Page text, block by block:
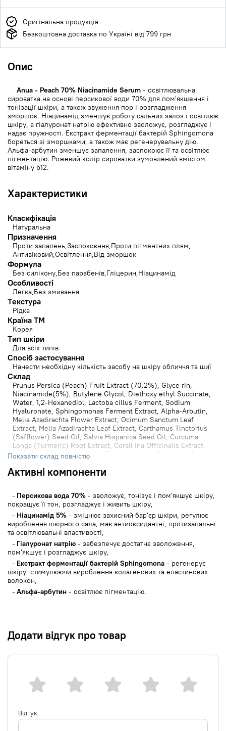
Оригінальна продукція
Безкоштовна доставка по Україні від 799 грн
Опис
Anua - Peach 70% Niacinamide Serum - освітлювальна
сироватка на основі персикової води 70% для пом'якшення і
тонізації шкіри, а також звуження пор і розгладження
зморшок. Ніацинамід зменшує роботу сальних залоз і освітлює
шкіру, а гіалуронат натрію ефективно зволожує, розгладжує і
надає пружності. Екстракт ферментації бактерій Sphingomona
бореться зі зморшками, а також має регенерувальну дію.
Альфа-арбутин зменшує запалення, заспокоює її та освітлює
пігментацію. Рожевий колір сироватки зумовлений вмістом
вітаміну b12.
Характеристики
Класифікація
Натуральна
Призначення
Проти запалень Заспокоєння Проти пігментних плям
Антивіковий Освітлення Від зморшок
Формула
Без силікону Без парабенів Гліцерин Ніацинамід
Особливості
Легка Без змивання
Текстура
Рідка
Країна ТМ
Корея
Тип шкіри
Для всіх типів
Спосіб застосування
Нанести необхідну кількість засобу на шкіру обличчя та шиї
Cклад
Prunus Persica (Peach) Fruit Extract (70.2%), Glyce rin,
Niacinamide(5%), Butylene Glycol, Diethoxy ethyl Succinate,
Water, 1,2-Hexanediol, Lactoba cillus Ferment, Sodium
Hyaluronate, Sphingomonas Ferment Extract, Alpha-Arbutin,
Melia Azadirachta Flower Extract, Ocimum Sanctum Leaf
Extract, Melia Azadirachta Leaf Extract, Carthamus Tinctorius
(Safflower) Seed Oil, Salvia Hispanica Seed Oil, Curcuma
Longa (Turmeric) Root Extract, Corall ina Officinalis Extract,
Hydrolyzed Hyaluronic Acid, Chamaecyparis Obtusa Leaf
Extract, Prunus Persica (Peach) Flower Extract(10ppb),
Camellia Sinensis Seed Oil, Yeast Ferment Extract, Centella
Glycol, Polyglyceryl-10 Laurate, Betaine Salicylate, Sodium
Phytate, Cellulose, Caprylic/Capric Triglyceride, Hydrogenated
Lecithin, Panthenol, Polyglutamic Acid, Linoleic Acid, Linolenic
Acid, Polyglyceryl-10 Oleate, Sucrose Palmitate,
Cyanocobalamin, 3-O-Ethyl Ascorbic Acid, Ceramide NP,
Asiaticoside, Madecassic Aidup UP Asiatic Acid, Xan than Gum,
Fragrance(Parfum)
Показати склад повністю
Активні компоненти
Персикова вода 70%- зволожує, тонізує і пом'якшує шкіру,
покращує її тон, розгладжує і живить шкіру,
Ніацинамід 5%- зміцнює захисний бар'єр шкіри, регулює
вироблення шкірного сала, має антиоксидантні, протизапальні
та освітлювальні властивості,
Гіалуронат натрію- забезпечує достатнє зволоження,
пом'якшує і розгладжує шкіру,
Екстракт ферментації бактерій Sphingomona- регенерує
шкіру, стимулюючи вироблення колагенових та еластинових
волокон,
Альфа-арбутин- освітлює пігментацію.
Додати відгук про товар
Відгук